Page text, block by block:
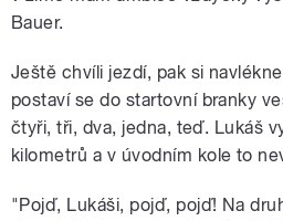
Bauer.
Ještě chvíli jezdí, pak si
postaví se do startovní branky
čtyři, tři, dva, jedna, teď. Lukáš
kilometrů a v úvodním kole to
"Pojď, Lukáši, pojď, pojď! Na